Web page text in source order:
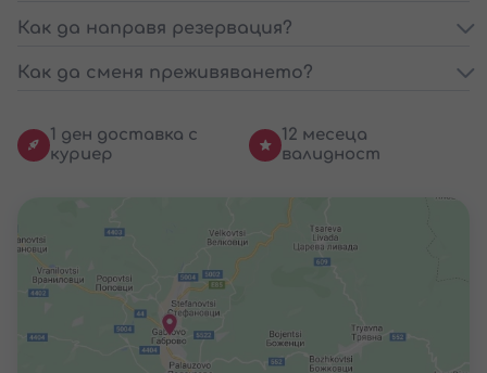
Как да направя резервация?
Как да сменя преживяването?
1 ден доставка с
куриер
12 месеца
валидност